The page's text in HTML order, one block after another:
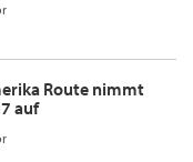
Route nimmt
auf